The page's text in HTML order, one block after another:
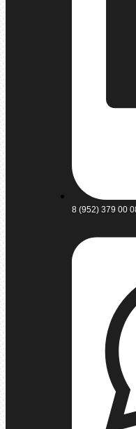
8 (952) 379 00